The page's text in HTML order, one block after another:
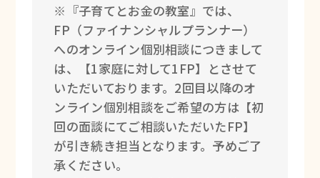
※『子育てとお金の教室』では、
FP（ファイナンシャルプランナー）
へのオンライン個別相談につきまして
は、【1家庭に対して1FP】とさせて
いただいております。2回目以降のオ
ンライン個別相談をご希望の方は【初
回の面談にてご相談いただいたFP】
が引き続き担当となります。予めご了
承ください。